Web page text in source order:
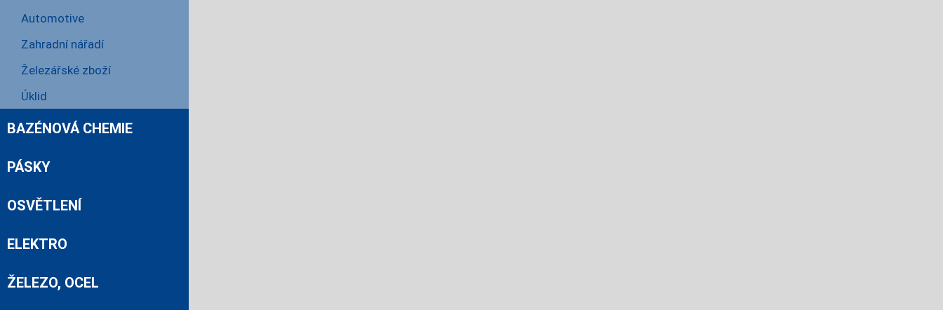
Automotive
Zahradní nářadí
Železářské zboží
Úklid
BAZÉNOVÁ CHEMIE
PÁSKY
OSVĚTLENÍ
ELEKTRO
ŽELEZO, OCEL